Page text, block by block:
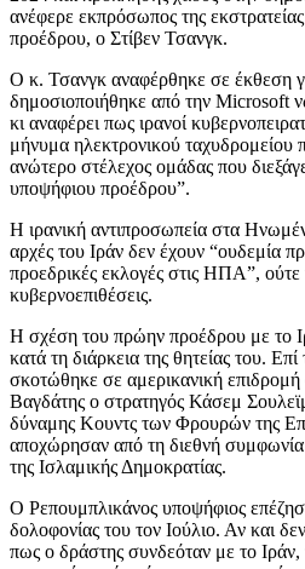
ανέφερε εκπρόσωπος της
προέδρου, ο Στίβεν Τσανγκ.
Ο κ. Τσανγκ αναφέρθηκε σε έκθεση
δημοσιοποιήθηκε από την Microsoft
κι αναφέρει πως ιρανοί
μήνυμα ηλεκτρονικού ταχυδρομείου
ανώτερο στέλεχος ομάδας που
υποψήφιου προέδρου”.
Η ιρανική αντιπροσωπεία στα
αρχές του Ιράν δεν έχουν “ουδεμία
προεδρικές εκλογές στις ΗΠΑ”,
κυβερνοεπιθέσεις.
Η σχέση του πρώην προέδρου με το
κατά τη διάρκεια της θητείας του.
σκοτώθηκε σε αμερικανική
Βαγδάτης ο στρατηγός Κάσεμ
δύναμης Κουντς των Φρουρών της
αποχώρησαν από τη διεθνή
της Ισλαμικής Δημοκρατίας.
Ο Ρεπουμπλικάνος υποψήφιος
δολοφονίας του τον Ιούλιο. Αν και
πως ο δράστης συνδεόταν με το